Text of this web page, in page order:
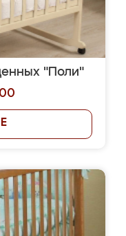
"Поли"